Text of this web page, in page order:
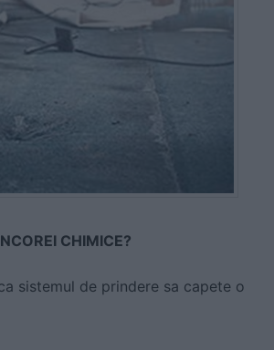
CHIMICE?
sistemul de prindere sa capete o